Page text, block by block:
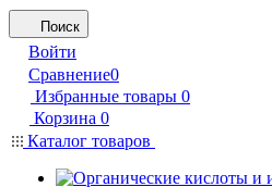
Поиск
Войти
Сравнение0
Избранные товары 0
Корзина 0
Каталог товаров